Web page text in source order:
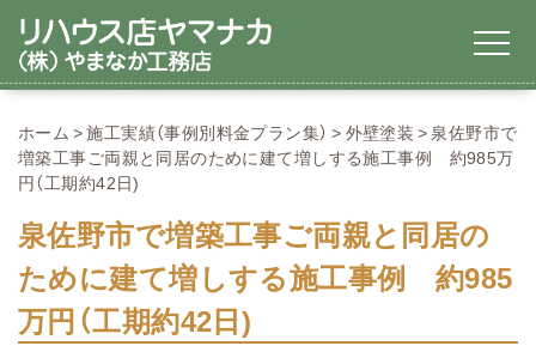
ホーム 施工実績（事例別料金プラン集） 外壁塗装
泉佐野市で
増築工事ご両親と同居のために建て増しする施工事例 約985万
円（工期約42日)
泉佐野市で増築工事ご両親と同居の
ために建て増しする施工事例 約985
万円（工期約42日)